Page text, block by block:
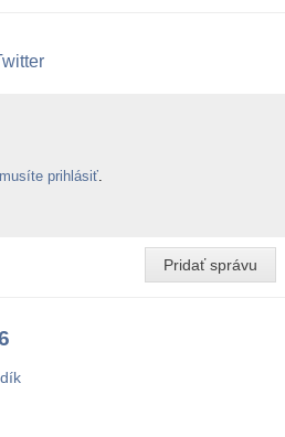
musíte prihlásiť
Pridať správu